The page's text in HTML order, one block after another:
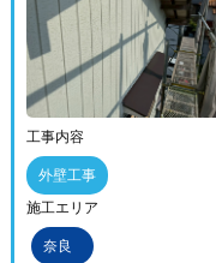
工事内容
外壁工事
施工エリア
奈良